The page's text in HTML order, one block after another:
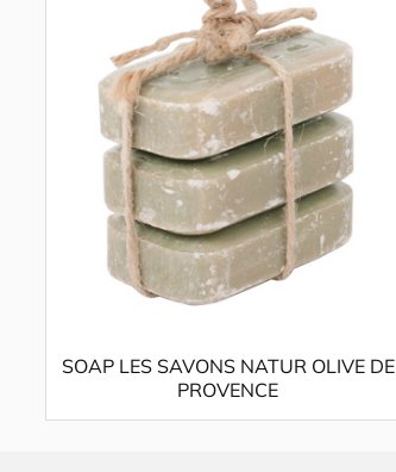
SOAP LES SAVONS NATUR OLIVE DE
PROVENCE